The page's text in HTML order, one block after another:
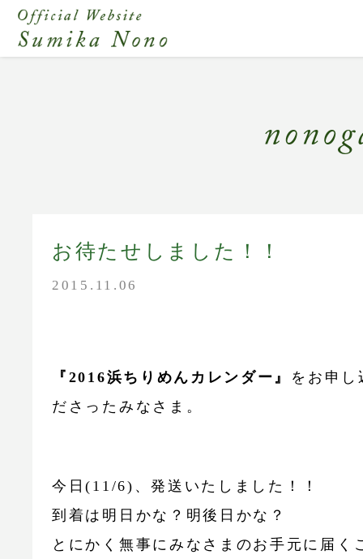
お待たせしました！！
2015.11.06
『2016浜ちりめんカレンダー』 をお申し
ださったみなさま。
今日(11/6)、発送いたしました！！
到着は明日かな？明後日かな？
とにかく無事にみなさまのお手元に届く